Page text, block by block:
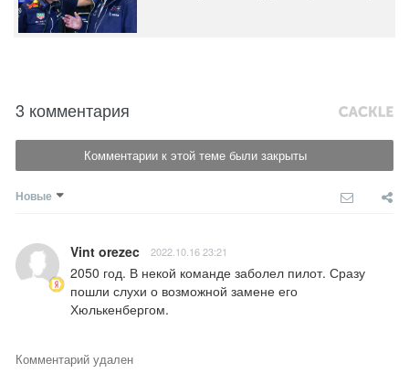
3 комментария
Комментарии к этой теме были закрыты
Новые
Vint orezec 2022.10.16 23:21
2050 год. В некой команде заболел пилот. Сразу
пошли слухи о возможной замене его
Хюлькенбергом.
Комментарий удален